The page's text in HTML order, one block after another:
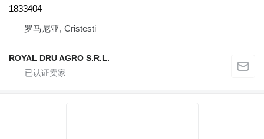
1833404
罗马尼亚, Cristesti
ROYAL DRU AGRO S.R.L.